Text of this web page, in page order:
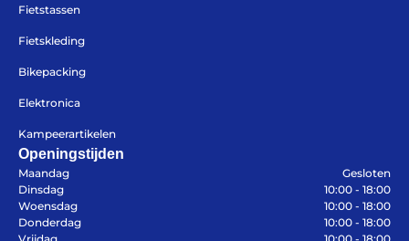
Fietstassen
Fietskleding
Bikepacking
Elektronica
Kampeerartikelen
Openingstijden
Maandag
Gesloten
Dinsdag
10:00 - 18:00
Woensdag
10:00 - 18:00
Donderdag
10:00 - 18:00